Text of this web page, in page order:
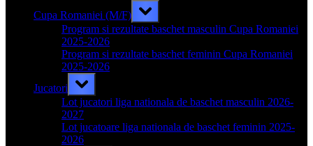
Cupa Romaniei (M/F)
Toggle
sub-
menu
Program si rezultate baschet masculin Cupa Romaniei
2025-2026
Program si rezultate baschet feminin Cupa Romaniei
2025-2026
Jucatori
Toggle
sub-
menu
Lot jucatori liga nationala de baschet masculin 2026-
2027
Lot jucatoare liga nationala de baschet feminin 2025-
2026